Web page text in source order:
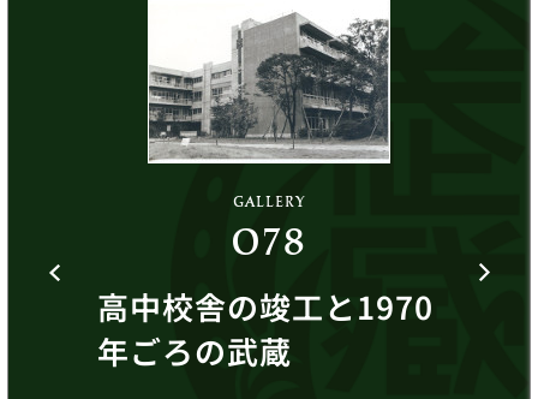
GALLERY
078
高中校舎の竣工と1970
年ごろの武蔵